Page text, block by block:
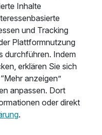
p.P. ab260,00 €
ist der ideale Ort für
und 2O
Gast eine ruhige und
Sie können dabei
und Komfort
einen modernen
WC, Fön, Telefon und
Balkon ausgestattet.
die Liebe zum Detail
Inhalte
und Tracking
Plattformnutzung
durchführen. Indem
erklären Sie sich
anzeigen”
anpassen. Dort
oder direkt
.